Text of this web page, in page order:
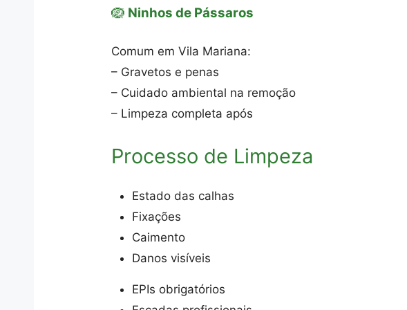
🪺 Ninhos de Pássaros
Comum em Vila Mariana:
– Gravetos e penas
– Cuidado ambiental na remoção
– Limpeza completa após
Processo de Limpeza
Estado das calhas
Fixações
Caimento
Danos visíveis
EPIs obrigatórios